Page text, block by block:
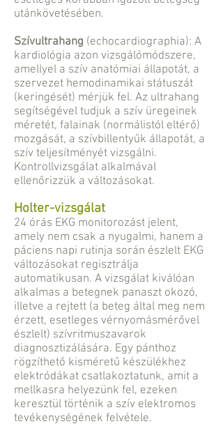
utánkövetésében.
Szívultrahang (echocardiographia): A
kardiológia azon vizsgálómódszere,
amellyel a szív anatómiai állapotát, a
szervezet hemodinamikai státuszát
(keringését) mérjük fel. Az ultrahang
segítségével tudjuk a szív üregeinek
méretét, falainak (normálistól eltérő)
mozgását, a szívbillentyűk állapotát, a
szív teljesítményét vizsgálni.
Kontrollvizsgálat alkalmával
ellenőrizzük a változásokat.
Holter-vizsgálat
24 órás EKG monitorozást jelent,
amely nem csak a nyugalmi, hanem a
páciens napi rutinja során észlelt EKG
változásokat regisztrálja
automatikusan. A vizsgálat kiválóan
alkalmas a betegnek panaszt okozó,
illetve a rejtett (a beteg által meg nem
érzett, esetleges vérnyomásmérővel
észlelt) szívritmuszavarok
diagnosztizálására. Egy pánthoz
rögzíthető kisméretű készülékhez
elektródákat csatlakoztatunk, amit a
mellkasra helyezünk fel, ezeken
keresztül történik a szív elektromos
tevékenységének felvétele.